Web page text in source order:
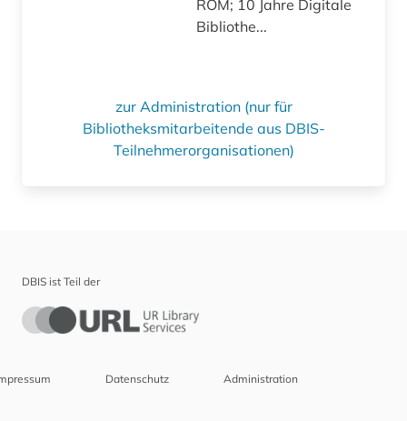
ROM; 10 Jahre Digitale
Bibliothe...
zur Administration (nur für
Bibliotheksmitarbeitende aus DBIS-
Teilnehmerorganisationen)
DBIS ist Teil der
Datenschutz Administration